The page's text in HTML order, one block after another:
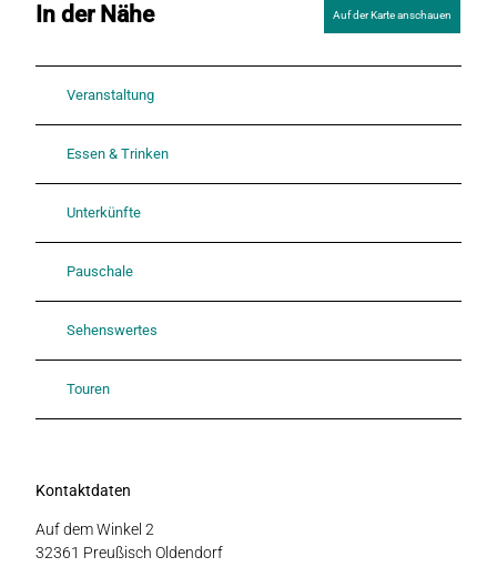
In der Nähe Auf der Karte anschauen
Veranstaltung
Essen & Trinken
Unterkünfte
Pauschale
Sehenswertes
Touren
Kontaktdaten
Auf dem Winkel 2
32361 Preußisch Oldendorf